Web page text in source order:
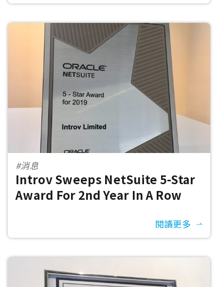
#消息
Introv Sweeps NetSuite 5-Star
Award For 2nd Year In A Row
閱讀更多